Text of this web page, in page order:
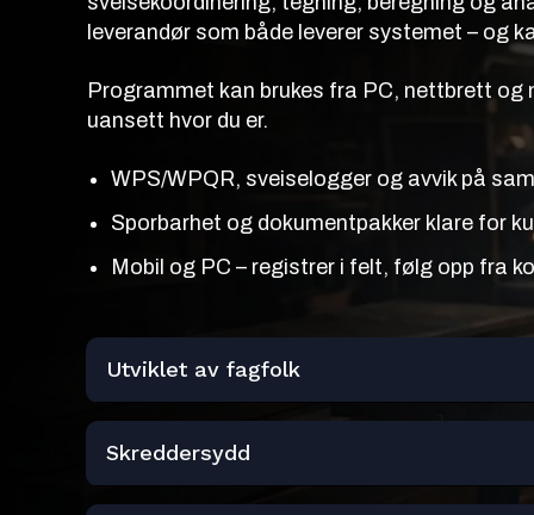
leverandør som både leverer systemet – og
Programmet kan brukes fra PC, nettbrett og
uansett hvor du er.
WPS/WPQR, sveiselogger og avvik på
Sporbarhet og dokumentpakker klare for
Mobil og PC – registrer i felt, følg opp fra
Utviklet av fagfolk
Skreddersydd